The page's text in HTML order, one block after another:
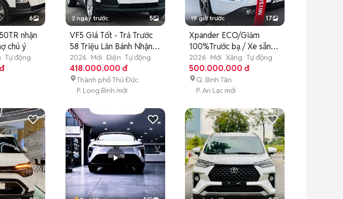
6
nhận
chú ý
Tự động
2 ngày trước 5
VF5 Giá Tốt - Trả Trước
58 Triệu Lăn Bánh Nhận
Xe
2026 Mới Điện Tự động
418.000.000 đ
Thành phố Thủ Đức
P. Long Bình mới
19 giờ trước 17
Xpander ECO/Giảm
100%Trước bạ / Xe sẵn
giao ngay
2026 Mới Xăng Tự động
500.000.000 đ
Q. Bình Tân
P. An Lạc mới